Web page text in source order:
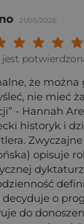
21/05/2026
Twoja
Twoja ocena:
ocena:
ocena:Może być
3/10"
słaba 2/10"
1/10"
że
nie mieć
- Hannah
historyk i
opisuje
o
do